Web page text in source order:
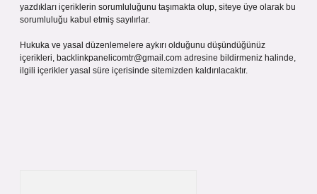
yazdıkları içeriklerin sorumluluğunu taşımakta olup, siteye üye olarak bu
sorumluluğu kabul etmiş sayılırlar.
Hukuka ve yasal düzenlemelere aykırı olduğunu düşündüğünüz
içerikleri, backlinkpanelicomtr@gmail.com adresine bildirmeniz halinde,
ilgili içerikler yasal süre içerisinde sitemizden kaldırılacaktır.